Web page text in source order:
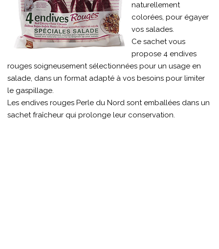
naturellement
colorées, pour égayer
vos salades.
Ce sachet vous
propose 4 endives
rouges soigneusement sélectionnées pour un usage en
salade, dans un format adapté à vos besoins pour limiter
le gaspillage.
Les endives rouges Perle du Nord sont emballées dans un
sachet fraîcheur qui prolonge leur conservation.